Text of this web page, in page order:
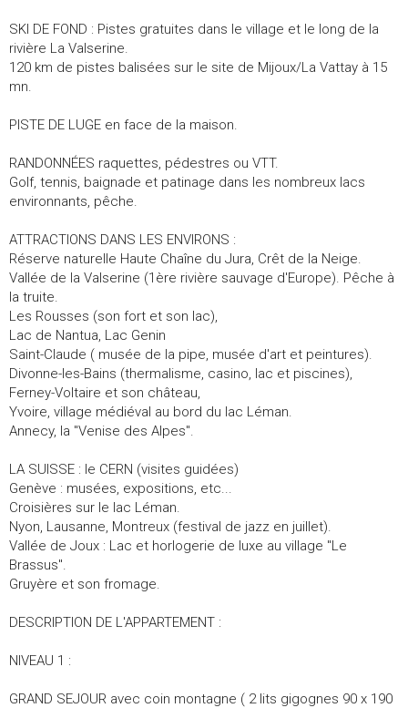
SKI DE FOND : Pistes gratuites dans le village et le long de la
rivière La Valserine.
120 km de pistes balisées sur le site de Mijoux/La Vattay à 15
mn.
PISTE DE LUGE en face de la maison.
RANDONNÉES raquettes, pédestres ou VTT.
Golf, tennis, baignade et patinage dans les nombreux lacs
environnants, pêche.
ATTRACTIONS DANS LES ENVIRONS :
Réserve naturelle Haute Chaîne du Jura, Crêt de la Neige.
Vallée de la Valserine (1ère rivière sauvage d'Europe). Pêche à
la truite.
Les Rousses (son fort et son lac),
Lac de Nantua, Lac Genin
Saint-Claude ( musée de la pipe, musée d'art et peintures).
Divonne-les-Bains (thermalisme, casino, lac et piscines),
Ferney-Voltaire et son château,
Yvoire, village médiéval au bord du lac Léman.
Annecy, la "Venise des Alpes".
LA SUISSE : le CERN (visites guidées)
Genève : musées, expositions, etc...
Croisières sur le lac Léman.
Nyon, Lausanne, Montreux (festival de jazz en juillet).
Vallée de Joux : Lac et horlogerie de luxe au village "Le
Brassus".
Gruyère et son fromage.
DESCRIPTION DE L'APPARTEMENT :
NIVEAU 1 :
GRAND SEJOUR avec coin montagne ( 2 lits gigognes 90 x 190